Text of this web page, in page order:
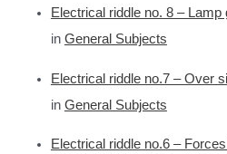
Electrical riddle no. 8 – Lamp
in General Subjects
Electrical riddle no.7 – Over
in General Subjects
Electrical riddle no.6 –